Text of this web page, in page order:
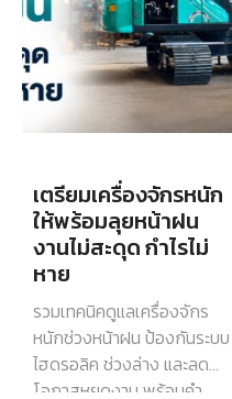
เตรียมเครื่องจักรหนัก
ให้พร้อมลุยหน้าฝน
งานไม่สะดุด กำไรไม่
หาย
รวมเทคนิคดูแลเครื่องจักร
หนักช่วงหน้าฝน ป้องกันระบบ
ไฮดรอลิค ช่วงล่าง และลด
โอกาสหยุดงาน พร้อมคำ